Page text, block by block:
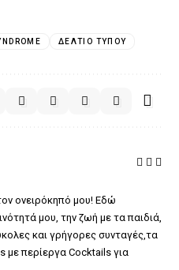
ΔΕΛΤΊΟ ΤΎΠΟΥ
ονειρόκηπό μου! Εδώ
μου, την ζωή με τα παιδιά,
και γρήγορες συνταγές,τα
με περίεργα Cocktails για